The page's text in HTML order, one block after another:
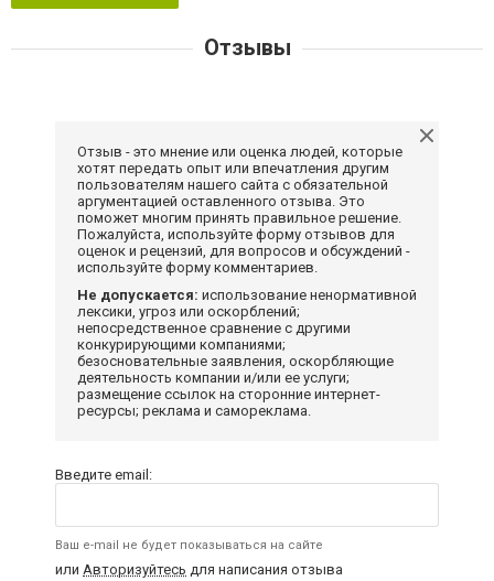
Отзывы
Отзыв - это мнение или оценка людей, которые
хотят передать опыт или впечатления другим
пользователям нашего сайта с обязательной
аргументацией оставленного отзыва. Это
поможет многим принять правильное решение.
Пожалуйста, используйте форму отзывов для
оценок и рецензий, для вопросов и обсуждений -
используйте форму комментариев.
Не допускается: использование ненормативной
лексики, угроз или оскорблений;
непосредственное сравнение с другими
конкурирующими компаниями;
безосновательные заявления, оскорбляющие
деятельность компании и/или ее услуги;
размещение ссылок на сторонние интернет-
ресурсы; реклама и самореклама.
Введите email:
Ваш e-mail не будет показываться на сайте
или Авторизуйтесь для написания отзыва